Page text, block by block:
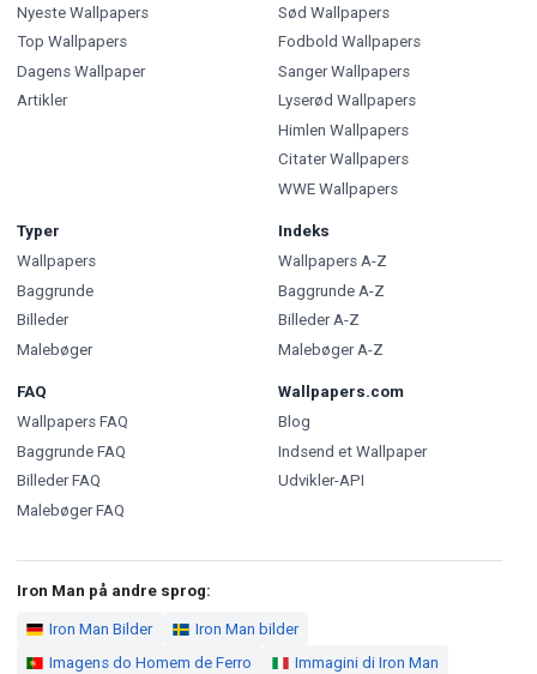
Nyeste Wallpapers
Top Wallpapers
Dagens Wallpaper
Artikler
Sød Wallpapers
Fodbold Wallpapers
Sanger Wallpapers
Lyserød Wallpapers
Himlen Wallpapers
Citater Wallpapers
WWE Wallpapers
Typer
Wallpapers
Baggrunde
Billeder
Malebøger
Indeks
Wallpapers A-Z
Baggrunde A-Z
Billeder A-Z
Malebøger A-Z
FAQ
Wallpapers FAQ
Baggrunde FAQ
Billeder FAQ
Malebøger FAQ
Wallpapers.com
Blog
Indsend et Wallpaper
Udvikler-API
Iron Man på andre sprog:
Iron Man Bilder
Iron Man bilder
Imagens do Homem de Ferro
Immagini di Iron Man